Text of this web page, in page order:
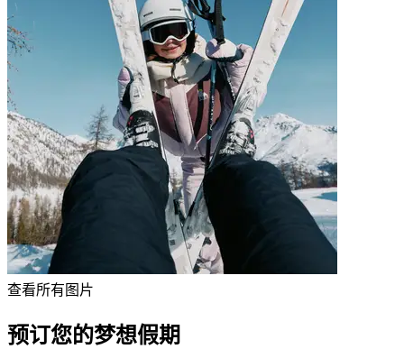
查看所有图片
预订您的梦想假期